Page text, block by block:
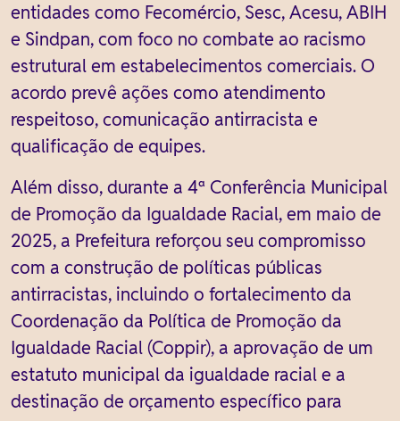
entidades como Fecomércio, Sesc, Acesu, ABIH
e Sindpan, com foco no combate ao racismo
estrutural em estabelecimentos comerciais. O
acordo prevê ações como atendimento
respeitoso, comunicação antirracista e
qualificação de equipes.
Além disso, durante a 4ª Conferência Municipal
de Promoção da Igualdade Racial, em maio de
2025, a Prefeitura reforçou seu compromisso
com a construção de políticas públicas
antirracistas, incluindo o fortalecimento da
Coordenação da Política de Promoção da
Igualdade Racial (Coppir), a aprovação de um
estatuto municipal da igualdade racial e a
destinação de orçamento específico para